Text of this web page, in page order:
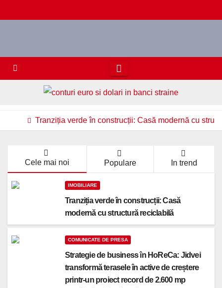
to
Tranziția verde în construcții: Casă modernă cu
Cele mai noi Populare In trend
IMOBILIARE
Tranziția verde în construcții: Casă
modernă cu structură reciclabilă
COMUNICATE DE PRESA
Strategie de business în HoReCa: Jidvei
transformă terasele în active de creștere
printr-un proiect record de 2.600 mp